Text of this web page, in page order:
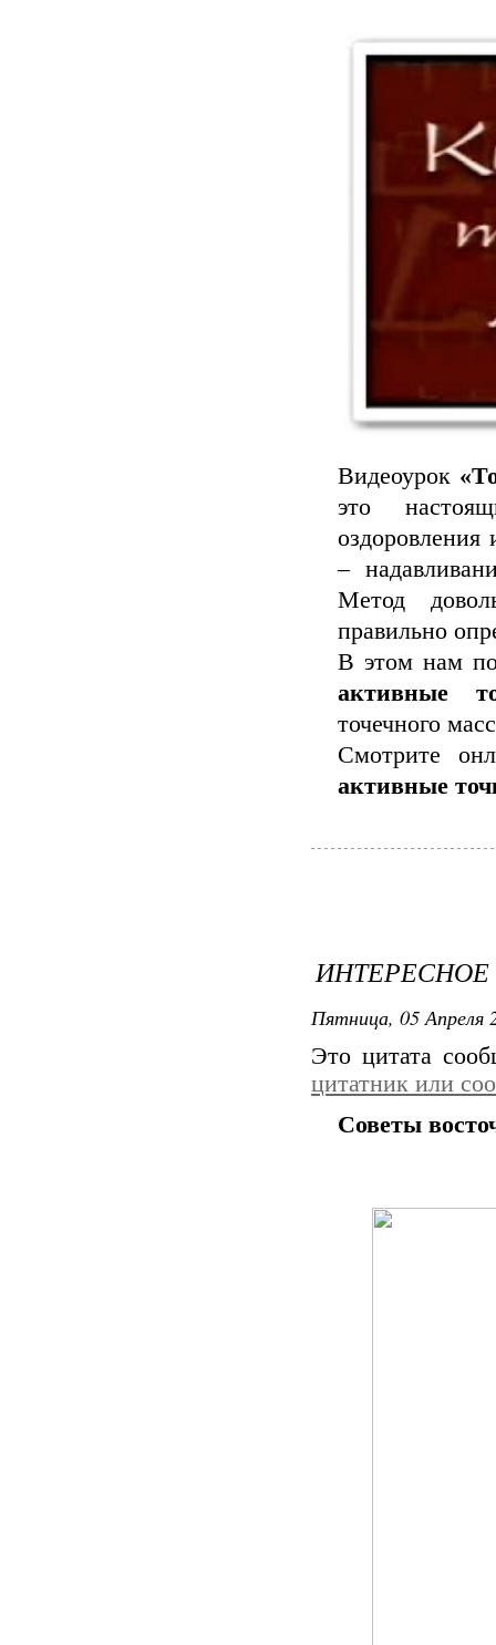
Видеоурок «
это
оздоровления
–
Метод
правильно
В этом нам
активные
точечного
Смотрите
активные
ИНТЕРЕСНОЕ
Пятница, 05 Апреля
Это цитата
цитатник или
Советы